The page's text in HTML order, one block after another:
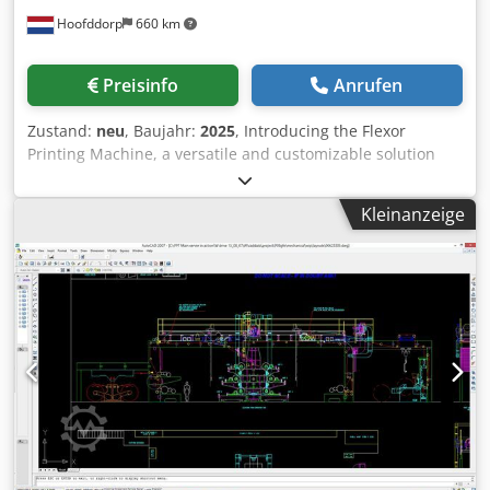
Abmessungen (L x B x H): 3.070 mm x 2.425 x 1.765 mm
T852H Schrumpftunnel Kontinuierliche Seitenschweißung
mit heißem Messer Querschweißleiste mit PTFE-
Automatische Folien-Spannungsregelung Automatische
Einstellung des Produktabstands Elektronische
Geschwindigkeitsregler Farb-Touchscreen mit erweiterter
Bedienoberfläche Integrierte SPS-Steuerung
Produktionszähler Diagnosesystem für Störungen
Parameterüberwachung Klappbare obere Abdeckung für
schnelle Wartung Motorisierter, synchronisierter
Transporteur Hochwertige Führungen und Rollen
Industrie-Bedientaster von Lovato Zugang zum
Schweißbereich für Reinigung und Einstellung Geeignet
für Polyolefin-, PVC- und Spezialfolien
Hoofddorp 660 km
Preisinfo Anrufen
Zustand: neu, Baujahr: 2025, Introducing the Flexor
Printing Machine, a versatile and customizable solution
designed to meet the diverse needs of modern packaging
and labeling. This advanced flexographic printing machine
is engineered to deliver high-quality prints on a wide
range of substrates, making it an ideal choice for
businesses looking to produce various packaging products
with precision and efficiency. The Flexor Printing Machine
can be tailored to print on corrugated boxes, folding
cartons, paper bags, and plastic bags, providing flexible
and durable packaging solutions for multiple industries.
Whether you need to produce shopping bags or
specialized food packaging pouches, this machine offers
unparalleled customization to meet your specific
requirements. Perfect for printing on snack food bags,
bread bags, milk cartons, and juice cartons, the Flexor
Kleinanzeige